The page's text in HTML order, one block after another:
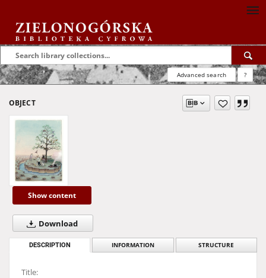
Advanced search ?
OBJECT
Show content
Download
DESCRIPTION INFORMATION STRUCTURE
Title: